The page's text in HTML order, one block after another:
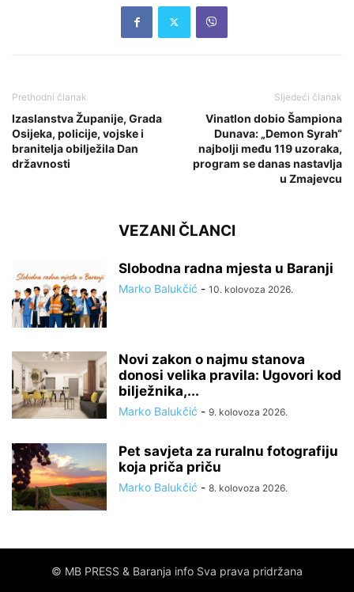
Prethodni članak
Izaslanstva Županije, Grada
Osijeka, policije, vojske i
branitelja obilježila Dan
državnosti
Sljedeći članak
Vinatlon dobio Šampiona
Dunava: „Demon Syrah“
najbolji među 119 uzoraka,
program se danas nastavlja
u Zmajevcu
VEZANI ČLANCI
Slobodna radna mjesta u Baranji
Marko Balukčić - 10. kolovoza 2026.
Novi zakon o najmu stanova
donosi velika pravila: Ugovori kod
bilježnika,...
Marko Balukčić - 9. kolovoza 2026.
Pet savjeta za ruralnu fotografiju
koja priča priču
Marko Balukčić - 8. kolovoza 2026.
© MB PRESS & Baranja info Sva prava pridržana